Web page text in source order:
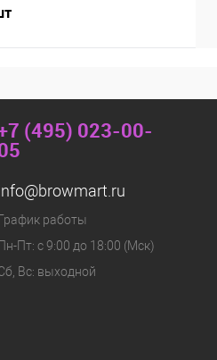
(495) 023-00-
График работы
Пн-Пт: с 9:00 до 18:00 (Мск)
Вс: выходной